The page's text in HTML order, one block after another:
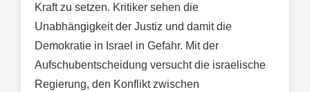
Kraft zu setzen. Kritiker sehen die
Unabhängigkeit der Justiz und damit die
Demokratie in Israel in Gefahr. Mit der
Aufschubentscheidung versucht die israelische
Regierung, den Konflikt zwischen